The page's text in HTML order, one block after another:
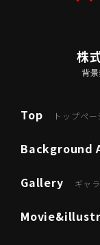
株
背
Top トップペー
Background
Gallery ギャ